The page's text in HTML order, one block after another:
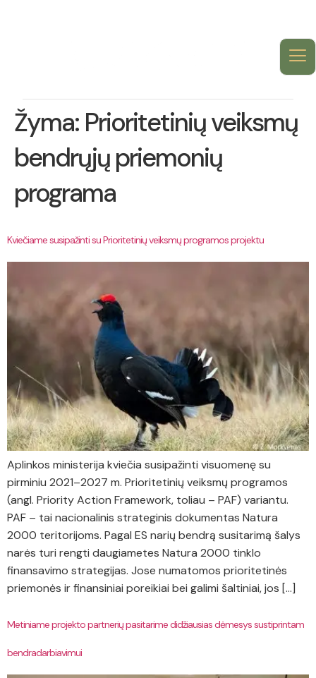
Žyma: Prioritetinių veiksmų
bendrųjų priemonių
programa
Kviečiame susipažinti su Prioritetinių veiksmų programos projektu
Aplinkos ministerija kviečia susipažinti visuomenę su
pirminiu 2021–2027 m. Prioritetinių veiksmų programos
(angl. Priority Action Framework, toliau – PAF) variantu.
PAF – tai nacionalinis strateginis dokumentas Natura
2000 teritorijoms. Pagal ES narių bendrą susitarimą šalys
narės turi rengti daugiametes Natura 2000 tinklo
finansavimo strategijas. Jose numatomos prioritetinės
priemonės ir finansiniai poreikiai bei galimi šaltiniai, jos […]
Metiniame projekto partnerių pasitarime didžiausias dėmesys sustiprintam
bendradarbiavimui